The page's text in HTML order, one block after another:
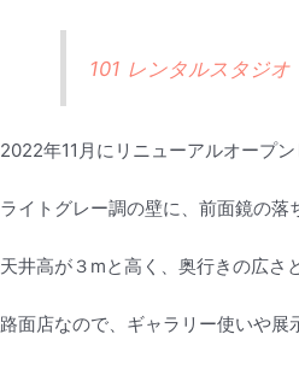
101 レンタルスタジオ
2022年11月にリニューアルオープ
ライトグレー調の壁に、前面鏡の落
天井高が３mと高く、奥行きの広さ
路面店なので、ギャラリー使いや展